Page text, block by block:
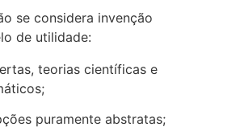
se considera invenção
de utilidade:
teorias científicas e
puramente abstratas;